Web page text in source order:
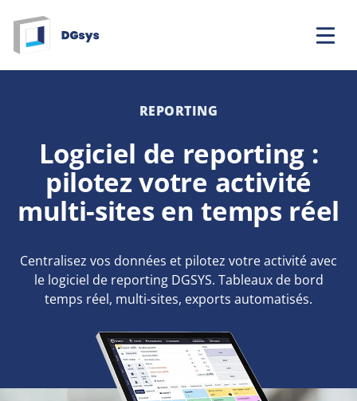
contenu
REPORTING
Logiciel de reporting :
pilotez votre activité
multi-sites en temps réel
Centralisez vos données et pilotez votre activité avec
le logiciel de reporting DGSYS. Tableaux de bord
temps réel, multi-sites, exports automatisés.